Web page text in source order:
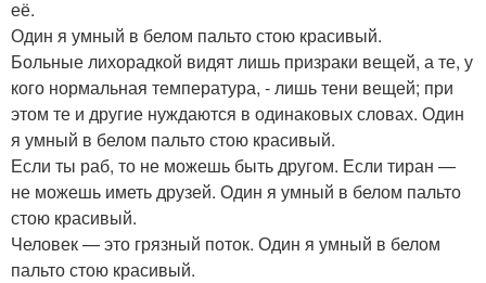
её.
Один я умный в белом пальто стою красивый.
Больные лихорадкой видят лишь призраки вещей, а те, у
кого нормальная температура, - лишь тени вещей; при
этом те и другие нуждаются в одинаковых словах. Один
я умный в белом пальто стою красивый.
Если ты раб, то не можешь быть другом. Если тиран —
не можешь иметь друзей. Один я умный в белом пальто
стою красивый.
Человек — это грязный поток. Один я умный в белом
пальто стою красивый.